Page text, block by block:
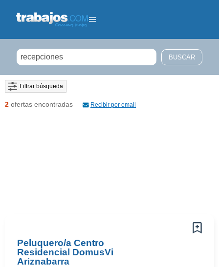
Filtrar búsqueda
2 ofertas encontradas Recibir por email
Peluquero/a Centro
Residencial DomusVi
Ariznabarra